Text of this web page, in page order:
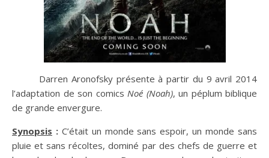
Darren Aronofsky présente à partir du 9 avril 2014
l’adaptation de son comics Noé (Noah), un péplum biblique
de grande envergure.
Synopsis : C’était un monde sans espoir, un monde sans
pluie et sans récoltes, dominé par des chefs de guerre et